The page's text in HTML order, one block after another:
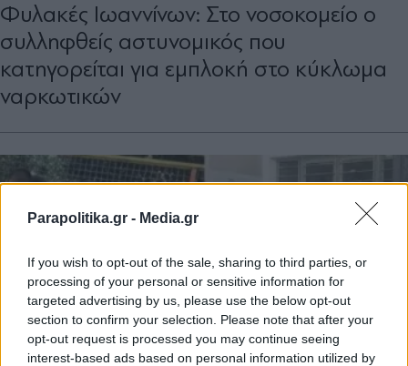
Parapolitika.gr - Media.gr
If you wish to opt-out of the sale, sharing to third parties, or
processing of your personal or sensitive information for
targeted advertising by us, please use the below opt-out
section to confirm your selection. Please note that after your
opt-out request is processed you may continue seeing
interest-based ads based on personal information utilized by
Φυλακές Ιωαννίνων: Στο νοσοκομείο ο
συλληφθείς αστυνομικός που
κατηγορείται για εμπλοκή στο κύκλωμα
ναρκωτικών